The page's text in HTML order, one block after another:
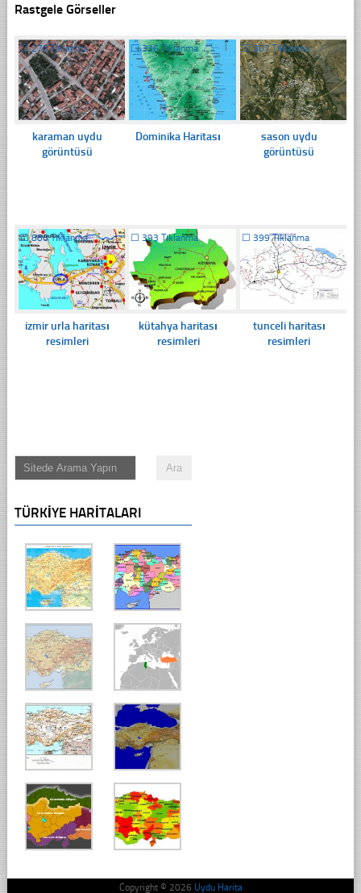
Rastgele Görseller
☐270 Tıklanma
karaman uydu
görüntüsü
☐336 Tıklanma
Dominika Haritası
☐307 Tıklanma
sason uydu
görüntüsü
☐886 Tıklanma
izmir urla haritası
resimleri
☐393 Tıklanma
kütahya haritası
resimleri
☐ 399 Tıklanma
tunceli haritası
resimleri
TÜRKIYE HARITALARI
Copyright © 2026 Uydu Harita